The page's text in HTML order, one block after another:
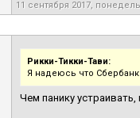
11 сентября 2017,
Рикки-Тикки-Тави:
Я надеюсь что
Чем панику